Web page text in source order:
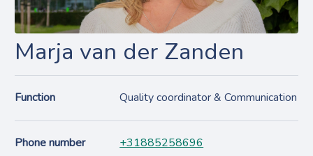
Marja van der Zanden
Function Quality coordinator & Communication
Phone number +31885258696